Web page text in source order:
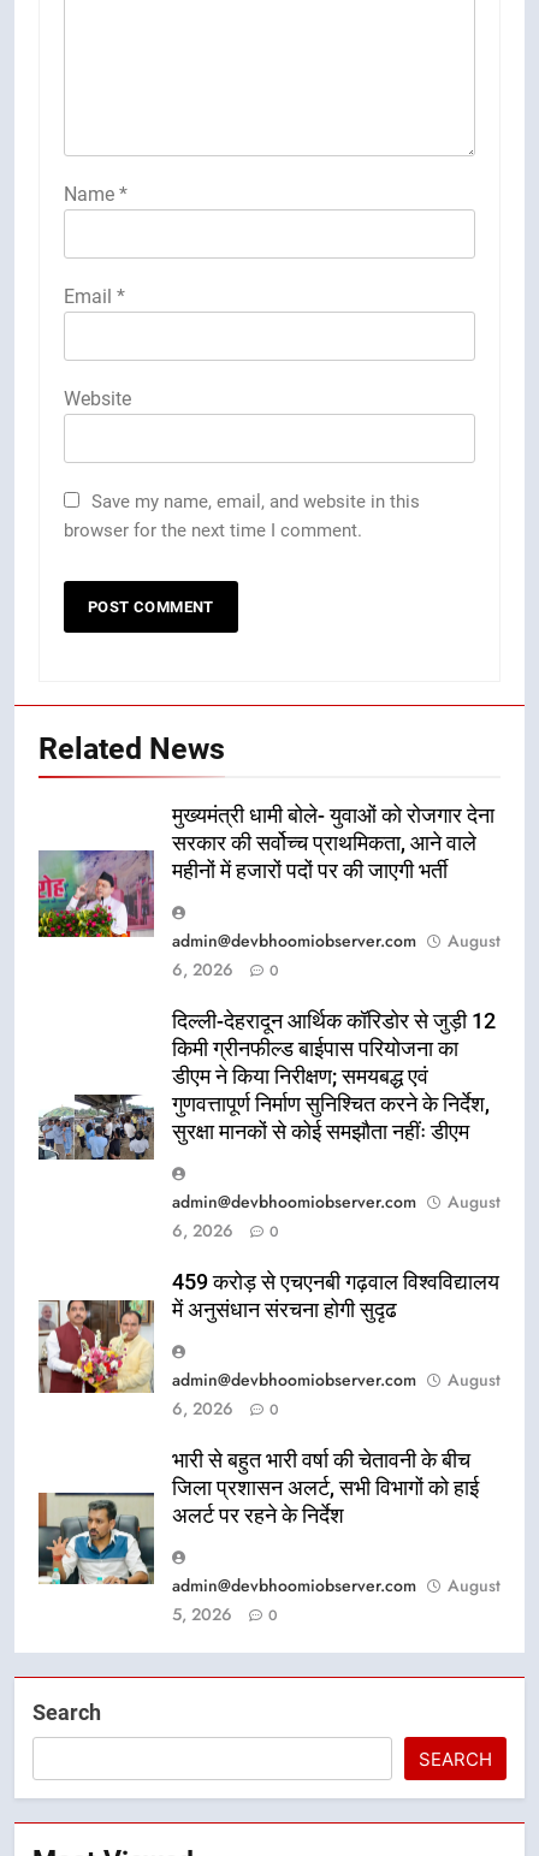
Name *
Email *
Website
Save my name, email, and website in this
browser for the next time I comment.
Related News
मुख्यमंत्री धामी बोले- युवाओं को रोजगार देना
सरकार की सर्वोच्च प्राथमिकता, आने वाले
महीनों में हजारों पदों पर की जाएगी भर्ती
admin@devbhoomiobserver.com
August
6, 2026
0
दिल्ली-देहरादून आर्थिक कॉरिडोर से जुड़ी 12
किमी ग्रीनफील्ड बाईपास परियोजना का
डीएम ने किया निरीक्षण; समयबद्ध एवं
गुणवत्तापूर्ण निर्माण सुनिश्चित करने के निर्देश,
सुरक्षा मानकों से कोई समझौता नहींः डीएम
admin@devbhoomiobserver.com
August
6, 2026
0
459 करोड़ से एचएनबी गढ़वाल विश्वविद्यालय
में अनुसंधान संरचना होगी सुदृढ
admin@devbhoomiobserver.com
August
6, 2026
0
भारी से बहुत भारी वर्षा की चेतावनी के बीच
जिला प्रशासन अलर्ट, सभी विभागों को हाई
अलर्ट पर रहने के निर्देश
admin@devbhoomiobserver.com
August
5, 2026
0
Search
SEARCH